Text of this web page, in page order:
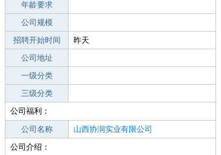
工作经验
年龄要求
工作地点
公司规模
公司电话
招聘开始时间 昨天
招聘结束时间
公司地址
一级分类
二级分类
三级分类
其他行业
公司福利：
公司名称 山西协润实业有限公司
公司类型
公司介绍：